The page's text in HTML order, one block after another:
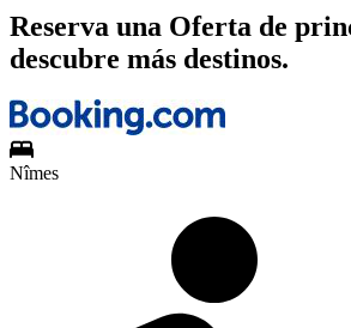
Reserva una Oferta de
descubre más destinos.
Nîmes